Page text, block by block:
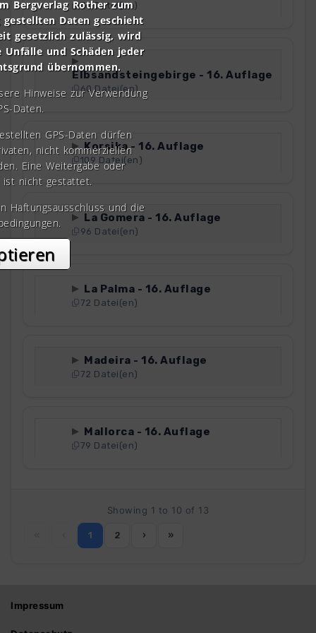
76 Datei(en)
Elbsandsteingebirge - 16. Auflage
60 Datei(en)
Korsika - 16. Auflage
109 Datei(en)
La Gomera - 16. Auflage
96 Datei(en)
La Palma - 16. Auflage
72 Datei(en)
Madeira - 16. Auflage
72 Datei(en)
Mallorca - 16. Auflage
79 Datei(en)
Showing 1 to 10 of 13
1 2 › »
Impressum
Bergverlag Rother zum
Daten geschieht
gesetzlich zulässig, wird
und Schäden jeder
übernommen.
Hinweise zur Verwendung
Daten.
GPS-Daten dürfen
nicht kommerziellen
Eine Weitergabe oder
ist nicht gestattet.
Haftungsausschluss und die